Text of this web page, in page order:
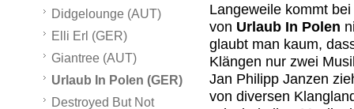
Didgelounge (AUT)
Elli Erl (GER)
Giantree (AUT)
Urlaub In Polen (GER)
Destroyed But Not
Langeweile kommt
von Urlaub In Polen
glaubt man kaum,
Klängen nur zwei
Jan Philipp Janzen
von diversen